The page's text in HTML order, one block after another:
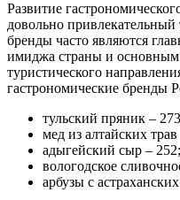
Развитие
довольно
бренды часто являются
имиджа страны и
туристического
гастрономические бренды
тульский пряник –
мед из алтайских
адыгейский сыр – 252;
вологодское
арбузы с